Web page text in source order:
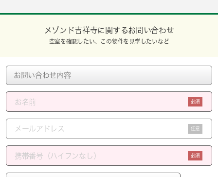
メゾンド吉祥寺に関するお問い合わせ
空室を確認したい、この物件を見学したいなど
必須
任意
必須